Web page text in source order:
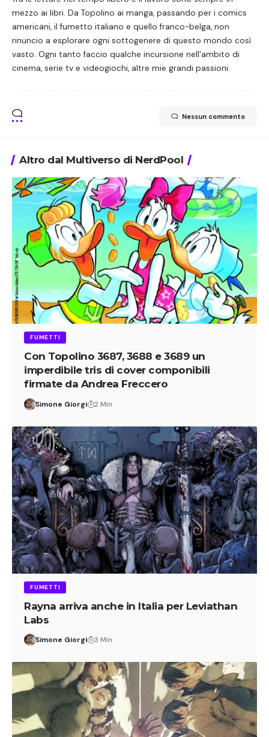
mezzo ai libri. Da Topolino ai manga, passando per i comics
americani, il fumetto italiano e quello franco-belga, non
rinuncio a esplorare ogni sottogenere di questo mondo così
vasto. Ogni tanto faccio qualche incursione nell'ambito di
cinema, serie tv e videogiochi, altre mie grandi passioni.
Nessun commento
Altro dal Multiverso di NerdPool
FUMETTI
Con Topolino 3687, 3688 e 3689 un
imperdibile tris di cover componibili
firmate da Andrea Freccero
Simone Giorgi 2 Min
FUMETTI
Rayna arriva anche in Italia per Leviathan
Labs
Simone Giorgi 3 Min